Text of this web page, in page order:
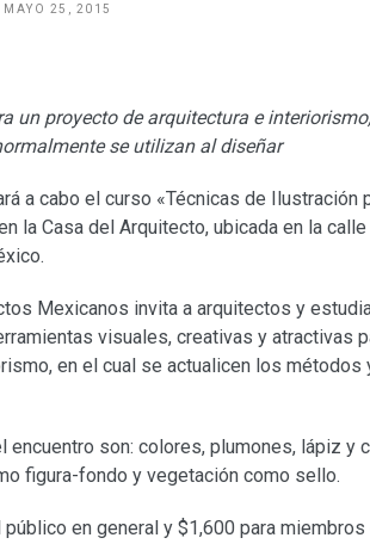
MAYO 25, 2015
un proyecto de arquitectura e interiorismo,
se utilizan al diseñar
a cabo el curso «Técnicas de Ilustración
la Casa del Arquitecto, ubicada en la
Mexicanos invita a arquitectos y
visuales, creativas y atractivas
en el cual se actualicen los métodos
son: colores, plumones, lápiz y
figura-fondo y vegetación como sello.
en general y $1,600 para